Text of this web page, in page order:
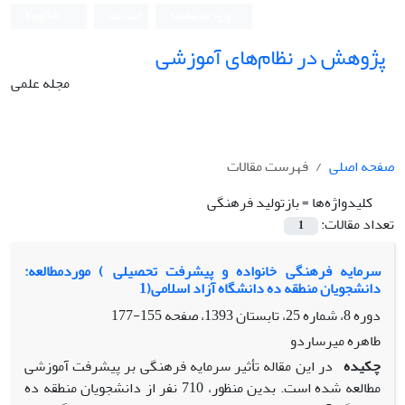
پژوهش در نظام‌های آموزشی
مجله علمی
صفحه اصلی
فهرست مقالات
کلیدواژه‌ها =بازتولید فرهنگی
تعداد مقالات:
1
سرمایه فرهنگی خانواده و پیشرفت تحصیلی ) موردمطالعه:
دانشجویان منطقه ده دانشگاه آزاد اسلامی(1
دوره 8، شماره 25، تابستان 1393، صفحه
155-177
طاهره میرساردو
چکیده در این مقاله تأثیر سرمایه فرهنگی بر پیشرفت آموزشی
مطالعه شده است. بدین منظور، 710 نفر از دانشجویان منطقه ده